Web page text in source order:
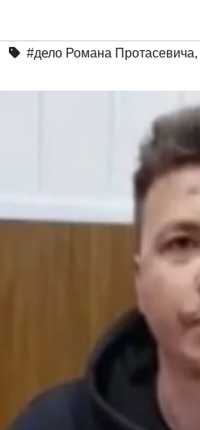
#дело Романа Протасевича,